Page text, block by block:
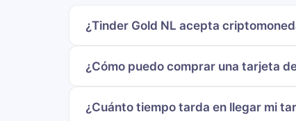
¿Tinder Gold NL acepta
¿Cómo puedo comprar una tarjeta
¿Cuánto tiempo tarda en llegar mi